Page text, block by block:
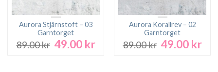
Aurora Stjärnstoft – 03
Garntorget
89.00kr Det
49.00 krDet
Aurora Korallrev – 02
Garntorget
89.00kr Det
49.00 krDet